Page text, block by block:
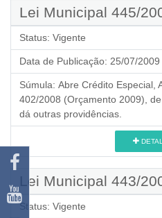
Lei Municipal 445/
Status: Vigente
Data de Publicação: 25/07/2009
Súmula: Abre Crédito Especial,
402/2008 (Orçamento 2009),
dá outras providências.
Lei Municipal 443/
Status: Vigente